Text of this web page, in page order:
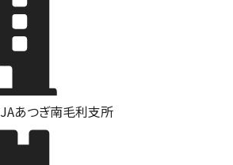
JAあつぎ南毛利支所